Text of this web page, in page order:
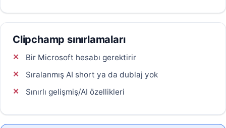
Clipchamp sınırlamaları
Bir Microsoft hesabı gerektirir
Sıralanmış AI short ya da dublaj yok
Sınırlı gelişmiş/AI özellikleri